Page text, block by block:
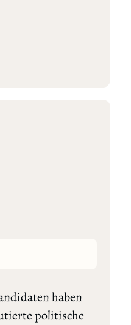
haben
politische